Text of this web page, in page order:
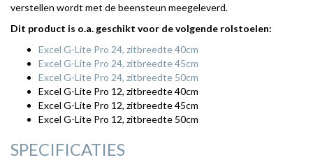
verstellen wordt met de beensteun meegeleverd.
Dit product is o.a. geschikt voor de volgende rolstoelen:
Excel G-Lite Pro 24, zitbreedte 40cm
Excel G-Lite Pro 24, zitbreedte 45cm
Excel G-Lite Pro 24, zitbreedte 50cm
Excel G-Lite Pro 12, zitbreedte 40cm
Excel G-Lite Pro 12, zitbreedte 45cm
Excel G-Lite Pro 12, zitbreedte 50cm
SPECIFICATIES